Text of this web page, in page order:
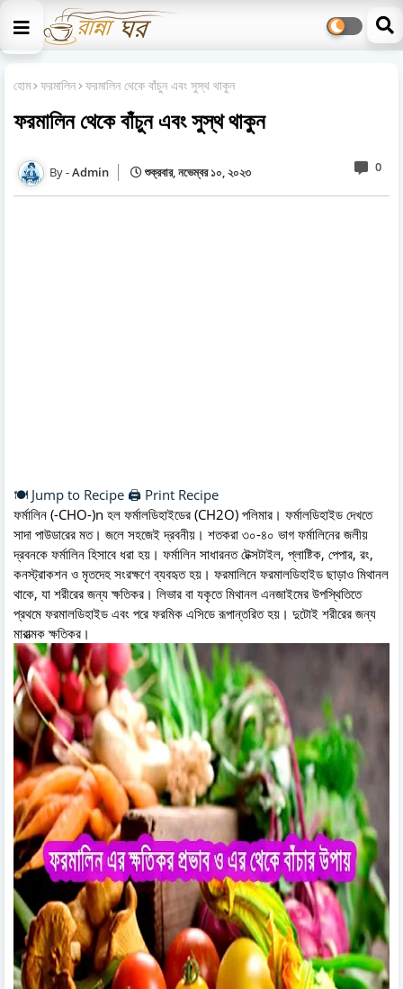
হোম ফরমালিন ফরমালিন থেকে বাঁচুন এবং সুস্থ থাকুন
ফরমালিন থেকে বাঁচুন এবং সুস্থ থাকুন
Admin শুক্রবার, নভেম্বর ১০, ২০২৩ 0
🍽️ Jump to Recipe 🖨️ Print Recipe
ফর্মালিন (-CHO-)n হল ফর্মালডিহাইডের (CH2O) পলিমার। ফর্মালডিহাইড দেখতে
সাদা পাউডারের মত। জলে সহজেই দ্রবনীয়। শতকরা ৩০-৪০ ভাগ ফর্মালিনের জলীয়
দ্রবনকে ফর্মালিন হিসাবে ধরা হয়। ফর্মালিন সাধারনত টেক্সটাইল, প্লাষ্টিক, পেপার, রং,
কনস্ট্রাকশন ও মৃতদেহ সংরক্ষণে ব্যবহৃত হয়। ফরমালিনে ফরমালডিহাইড ছাড়াও মিথানল
থাকে, যা শরীরের জন্য ক্ষতিকর। লিভার বা যকৃতে মিথানল এনজাইমের উপস্থিতিতে
প্রথমে ফরমালডিহাইড এবং পরে ফরমিক এসিডে রূপান্তরিত হয়। দুটোই শরীরের জন্য
মারাত্মক ক্ষতিকর।